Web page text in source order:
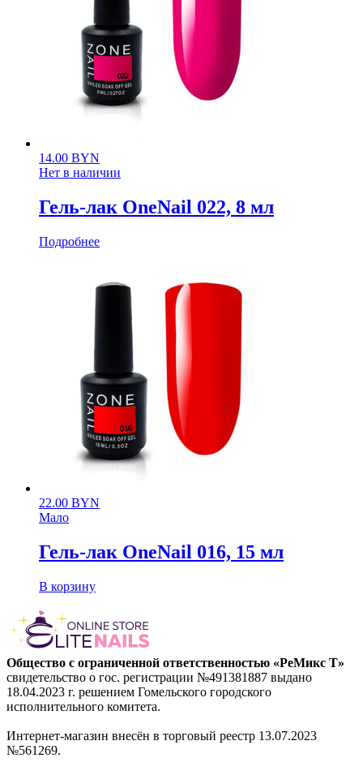
14.00 BYN
Нет в наличии
Гель-лак OneNail 022, 8 мл
Подробнее
22.00 BYN
Мало
Гель-лак OneNail 016, 15 мл
В корзину
Общество с ограниченной ответственностью «РеМикс Т»
свидетельство о гос. регистрации №491381887 выдано
18.04.2023 г. решением Гомельского городского
исполнительного комитета.
Интернет-магазин внесён в торговый реестр 13.07.2023
№561269.